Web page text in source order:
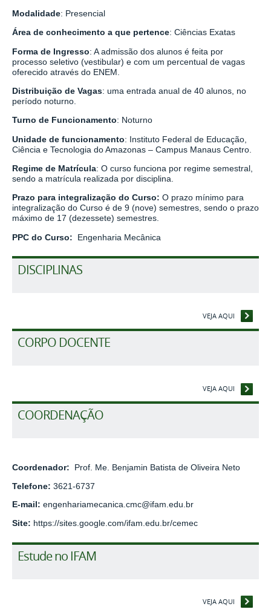
Modalidade: Presencial
Área de conhecimento a que pertence: Ciências Exatas
Forma de Ingresso: A admissão dos alunos é feita por
processo seletivo (vestibular) e com um percentual de vagas
oferecido através do ENEM.
Distribuição de Vagas: uma entrada anual de 40 alunos, no
período noturno.
Turno de Funcionamento: Noturno
Unidade de funcionamento: Instituto Federal de Educação,
Ciência e Tecnologia do Amazonas – Campus Manaus Centro.
Regime de Matrícula: O curso funciona por regime semestral,
sendo a matrícula realizada por disciplina.
Prazo para integralização do Curso: O prazo mínimo para
integralização do Curso é de 9 (nove) semestres, sendo o prazo
máximo de 17 (dezessete) semestres.
PPC do Curso:
Engenharia Mecânica
DISCIPLINAS
VEJA AQUI
CORPO DOCENTE
VEJA AQUI
COORDENAÇÃO
Coordenador: Prof. Me. Benjamin Batista de Oliveira Neto
Telefone: 3621-6737
E-mail: engenhariamecanica.cmc@ifam.edu.br
Site: https://sites.google.com/ifam.edu.br/cemec
Estude no IFAM
VEJA AQUI